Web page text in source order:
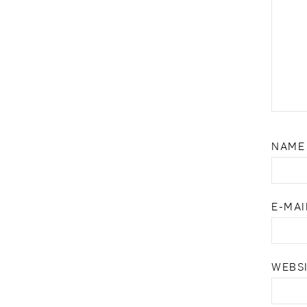
NAME
E-